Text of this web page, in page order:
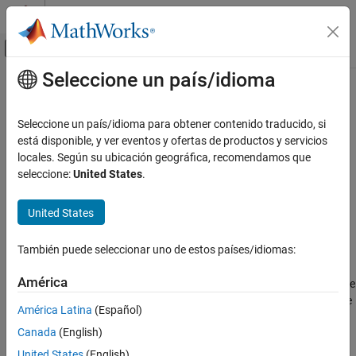
Saltar al contenido
Mostrar/ocultar menú de navegación
Inicio de Documentación
Análisis y filtrado de Fourier
EN ESTA PÁGINA
Sintaxis
Descripción
Argumentos de entrada
Más acerca de
Historial de versiones
Contenido principal
fft2
Transformada rápida de Fourier en 2D
contraer todo en la página
Y = fft2(X)
Descripción
Y = fft2(
de
utilizando un algoritmo de la transformada rápida de
Fourier, que es equivalente a calcular
CuandoXes un arreglo multidimensional,
Seleccione un país/idioma
Seleccione un país/idioma para obtener contenido traducido, si
está disponible, y ver eventos y ofertas de productos y servicios
locales. Según su ubicación geográfica, recomendamos que
seleccione:United States.
United States
También puede seleccionar uno de estos países/idiomas:
América
América Latina (Español)
Canada (English)